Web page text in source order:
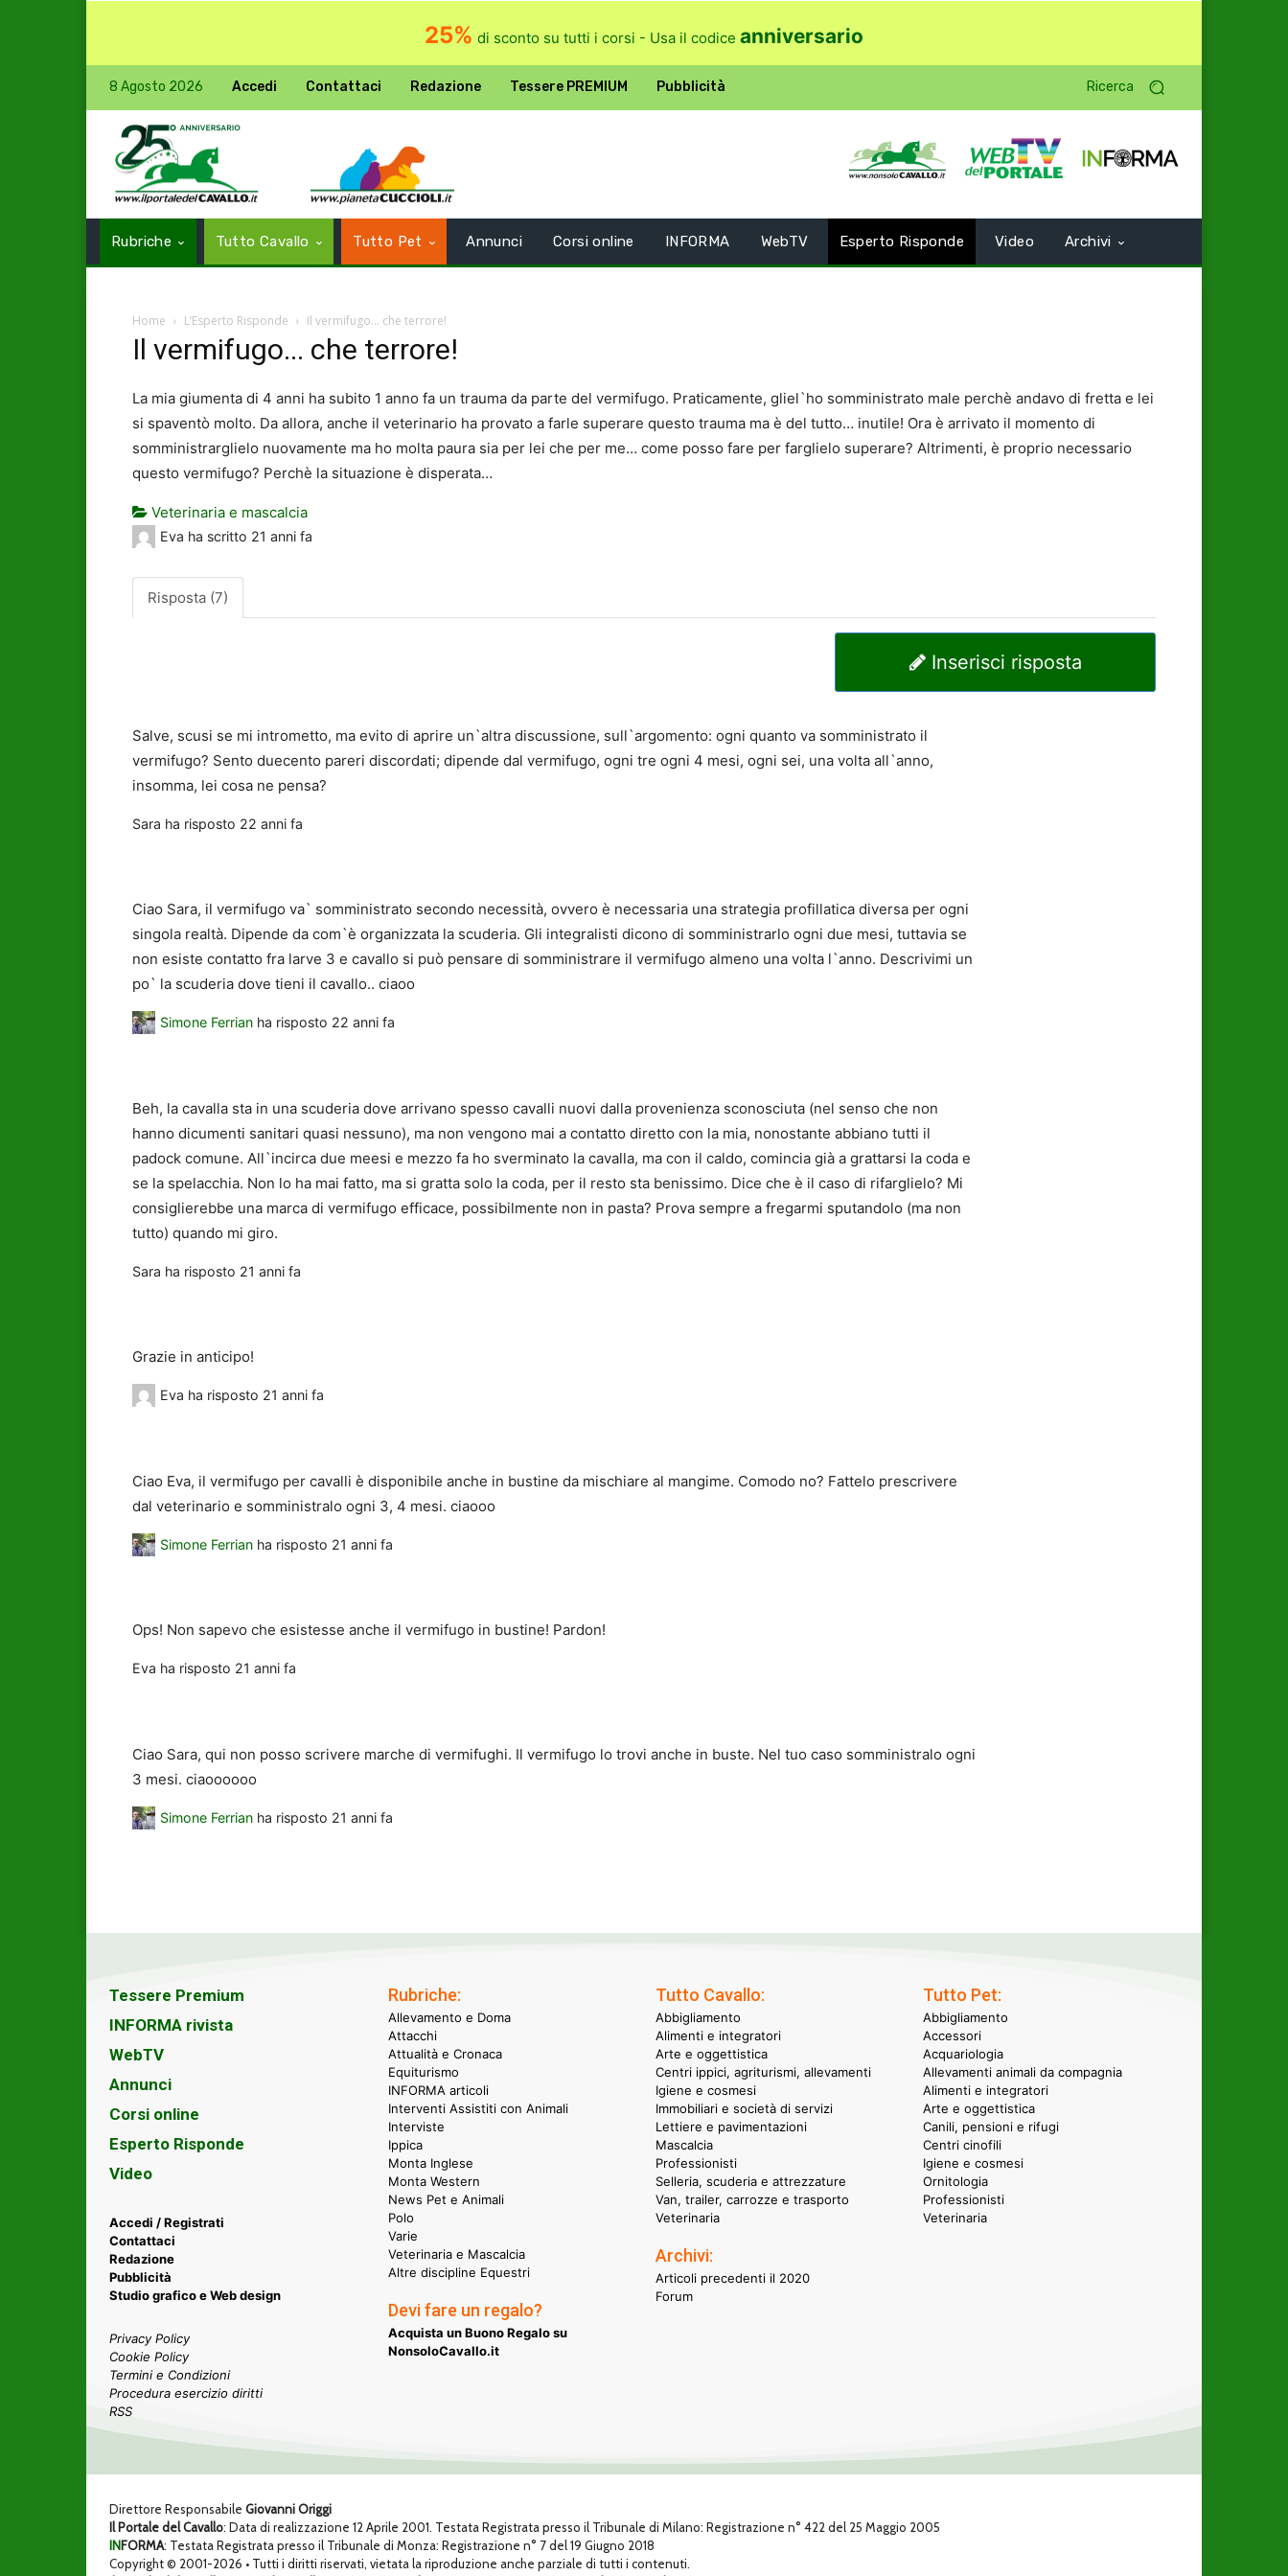
25% di sconto su tutti i corsi - Usa il codice anniversario
8 Agosto 2026 Accedi Contattaci Redazione Tessere PREMIUM Pubblicità Ricerca
Rubriche Tutto Cavallo Tutto Pet Annunci Corsi online INFORMA WebTV Esperto Risponde Video Archivi
Home L’Esperto Risponde Il vermifugo... che terrore!
Il vermifugo... che terrore!
La mia giumenta di 4 anni ha subito 1 anno fa un trauma da parte del vermifugo. Praticamente, gliel`ho somministrato male perchè andavo di fretta e lei
si spaventò molto. Da allora, anche il veterinario ha provato a farle superare questo trauma ma è del tutto… inutile! Ora è arrivato il momento di
somministrarglielo nuovamente ma ho molta paura sia per lei che per me… come posso fare per farglielo superare? Altrimenti, è proprio necessario
questo vermifugo? Perchè la situazione è disperata…
Veterinaria e mascalcia
Eva ha scritto 21 anni fa
Risposta (7)
Inserisci risposta
Salve, scusi se mi intrometto, ma evito di aprire un`altra discussione, sull`argomento: ogni quanto va somministrato il
vermifugo? Sento duecento pareri discordati; dipende dal vermifugo, ogni tre ogni 4 mesi, ogni sei, una volta all`anno,
insomma, lei cosa ne pensa?
Sara ha risposto 22 anni fa
Ciao Sara, il vermifugo va` somministrato secondo necessità, ovvero è necessaria una strategia profillatica diversa per ogni
singola realtà. Dipende da com`è organizzata la scuderia. Gli integralisti dicono di somministrarlo ogni due mesi, tuttavia se
non esiste contatto fra larve 3 e cavallo si può pensare di somministrare il vermifugo almeno una volta l`anno. Descrivimi un
po` la scuderia dove tieni il cavallo.. ciaoo
Simone Ferrian ha risposto 22 anni fa
Beh, la cavalla sta in una scuderia dove arrivano spesso cavalli nuovi dalla provenienza sconosciuta (nel senso che non
hanno dicumenti sanitari quasi nessuno), ma non vengono mai a contatto diretto con la mia, nonostante abbiano tutti il
padock comune. All`incirca due meesi e mezzo fa ho sverminato la cavalla, ma con il caldo, comincia già a grattarsi la coda e
se la spelacchia. Non lo ha mai fatto, ma si gratta solo la coda, per il resto sta benissimo. Dice che è il caso di rifarglielo? Mi
consiglierebbe una marca di vermifugo efficace, possibilmente non in pasta? Prova sempre a fregarmi sputandolo (ma non
tutto) quando mi giro.
Sara ha risposto 21 anni fa
Grazie in anticipo!
Eva ha risposto 21 anni fa
Ciao Eva, il vermifugo per cavalli è disponibile anche in bustine da mischiare al mangime. Comodo no? Fattelo prescrivere
dal veterinario e somministralo ogni 3, 4 mesi. ciaooo
Simone Ferrian ha risposto 21 anni fa
Ops! Non sapevo che esistesse anche il vermifugo in bustine! Pardon!
Eva ha risposto 21 anni fa
Ciao Sara, qui non posso scrivere marche di vermifughi. Il vermifugo lo trovi anche in buste. Nel tuo caso somministralo ogni
3 mesi. ciaoooooo
Simone Ferrian ha risposto 21 anni fa
Tessere Premium
INFORMA rivista
WebTV
Annunci
Corsi online
Esperto Risponde
Video
Accedi / Registrati
Contattaci
Redazione
Pubblicità
Studio grafico e Web design
Privacy Policy
Cookie Policy
Termini e Condizioni
Procedura esercizio diritti
RSS
Rubriche:
Allevamento e Doma
Attacchi
Attualità e Cronaca
Equiturismo
INFORMA articoli
Interventi Assistiti con Animali
Interviste
Ippica
Monta Inglese
Monta Western
News Pet e Animali
Polo
Varie
Veterinaria e Mascalcia
Altre discipline Equestri
Devi fare un regalo?
Acquista un Buono Regalo su
NonsoloCavallo.it
Tutto Cavallo:
Abbigliamento
Alimenti e integratori
Arte e oggettistica
Centri ippici, agriturismi, allevamenti
Igiene e cosmesi
Immobiliari e società di servizi
Lettiere e pavimentazioni
Mascalcia
Professionisti
Selleria, scuderia e attrezzature
Van, trailer, carrozze e trasporto
Veterinaria
Archivi:
Articoli precedenti il 2020
Forum
Tutto Pet:
Abbigliamento
Accessori
Acquariologia
Allevamenti animali da compagnia
Alimenti e integratori
Arte e oggettistica
Canili, pensioni e rifugi
Centri cinofili
Igiene e cosmesi
Ornitologia
Professionisti
Veterinaria
Direttore Responsabile Giovanni Origgi
Il Portale del Cavallo: Data di realizzazione 12 Aprile 2001. Testata Registrata presso il Tribunale di Milano: Registrazione n° 422 del 25 Maggio 2005
INFORMA: Testata Registrata presso il Tribunale di Monza: Registrazione n° 7 del 19 Giugno 2018
Copyright © 2001-2026 • Tutti i diritti riservati, vietata la riproduzione anche parziale di tutti i contenuti.